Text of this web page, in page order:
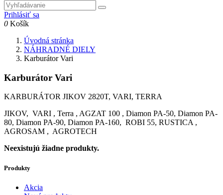
Prihlásiť sa
0 Košík
Úvodná stránka
NÁHRADNÉ DIELY
Karburátor Vari
Karburátor Vari
KARBURÁTOR JIKOV 2820T, VARI, TERRA
JIKOV, VARI , Terra , AGZAT 100 , Diamon PA-50, Diamon PA-
80, Diamon PA-90, Diamon PA-160, ROBI 55, RUSTICA ,
AGROSAM , AGROTECH
Neexistujú žiadne produkty.
Produkty
Akcia